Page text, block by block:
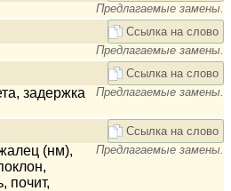
Предлагаемые замены.
Ссылка на слово
Предлагаемые замены.
Ссылка на слово
задержка
Предлагаемые замены.
Ссылка на слово
(нм),
почит,
Предлагаемые замены.